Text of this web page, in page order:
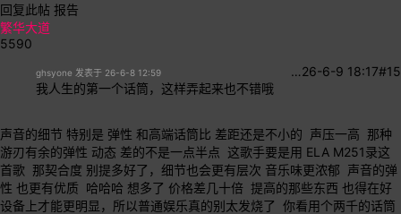
回复此帖 报告
繁华大道
5590
#15
26-6-9 18:17
…
ghsyone 发表于 26-6-8 12:59
我人生的第一个话筒，这样弄起来也不错哦
声音的细节 特别是 弹性 和高端话筒比 差距还是不小的 声压一高 那种
游刃有余的弹性 动态 差的不是一点半点 这歌手要是用 ELA M251录这
首歌 那契合度 别提多好了，细节也会更有层次 音乐味更浓郁 声音的弹
性 也更有优质 哈哈哈 想多了 价格差几十倍 提高的那些东西 也得在好
设备上才能更明显，所以普通娱乐真的别太发烧了 你看用个两千的话筒